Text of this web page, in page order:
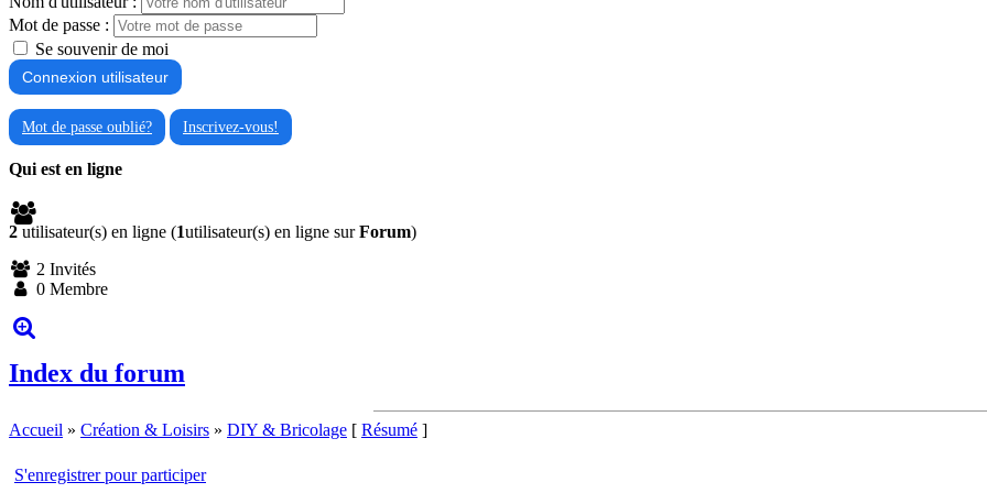
Mot de passe :
Se souvenir de moi
Mot de passe oublié? Inscrivez-vous!
Qui est en ligne
2 utilisateur(s) en ligne (1utilisateur(s) en ligne surForum)
2 Invités
0 Membre
Index du forum
Accueil » Création & Loisirs » DIY & Bricolage [ Résumé ]
S'enregistrer pour participer